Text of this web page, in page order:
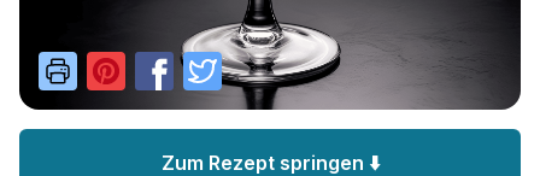
Zum Rezept springen ⬇️